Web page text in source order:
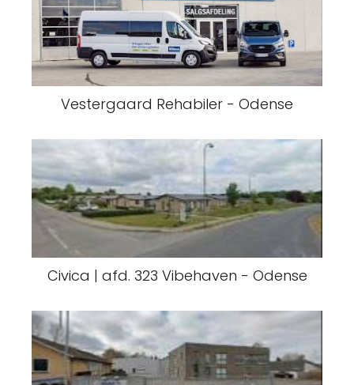
Vestergaard Rehabiler - Odense
Civica | afd. 323 Vibehaven - Odense